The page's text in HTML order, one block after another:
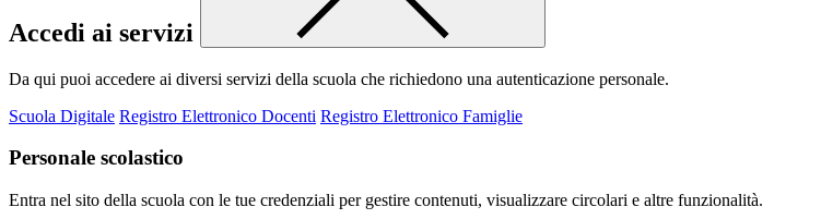
Accedi ai servizi
Da qui puoi accedere ai diversi servizi della scuola che richiedono una autenticazione personale.
Scuola Digitale Registro Elettronico Docenti Registro Elettronico Famiglie
Personale scolastico
Entra nel sito della scuola con le tue credenziali per gestire contenuti, visualizzare circolari e altre funzionalità.